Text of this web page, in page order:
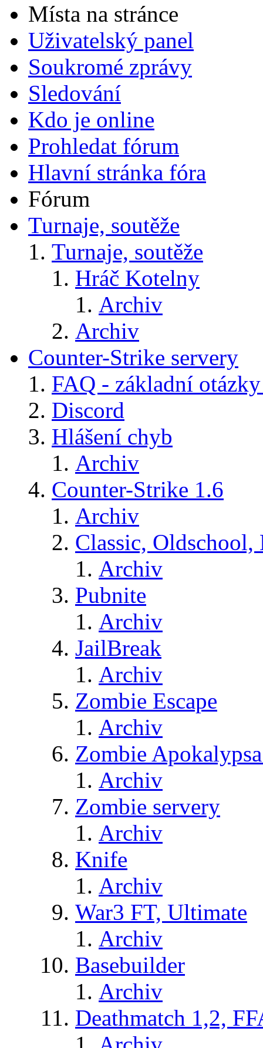
Místa na stránce
Uživatelský panel
Soukromé zprávy
Sledování
Kdo je online
Prohledat fórum
Hlavní stránka fóra
Fórum
Turnaje, soutěže
Turnaje, soutěže
Hráč Kotelny
Archiv
Archiv
Counter-Strike servery
FAQ - základní
Discord
Hlášení chyb
Archiv
Counter-Strike 1.6
Archiv
Classic,
Archiv
Pubnite
Archiv
JailBreak
Archiv
Zombie Escape
Archiv
Zombie
Archiv
Zombie servery
Archiv
Knife
Archiv
War3 FT, Ultimate
Archiv
Basebuilder
Archiv
Deathmatch 1,2,